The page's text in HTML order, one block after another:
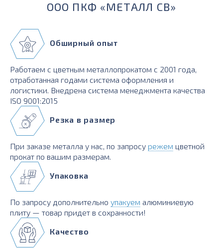
ООО ПКФ «МЕТАЛЛ СВ»
Обширный опыт
Работаем с цветным металлопрокатом с 2001 года,
отработанная годами система оформления и
логистики. Внедрена система менеджмента качества
ISO 9001:2015
Резка в размер
При заказе металла у нас, по запросу режем цветной
прокат по вашим размерам.
Упаковка
По запросу дополнительно упакуем алюминиевую
плиту — товар придет в сохранности!
Качество